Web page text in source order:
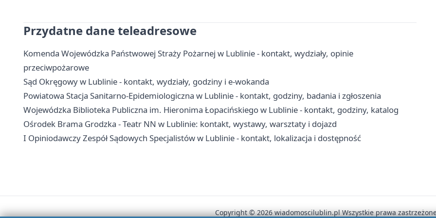
Przydatne dane teleadresowe
Komenda Wojewódzka Państwowej Straży Pożarnej w Lublinie - kontakt, wydziały, opinie
przeciwpożarowe
Sąd Okręgowy w Lublinie - kontakt, wydziały, godziny i e-wokanda
Powiatowa Stacja Sanitarno-Epidemiologiczna w Lublinie - kontakt, godziny, badania i zgłoszenia
Wojewódzka Biblioteka Publiczna im. Hieronima Łopacińskiego w Lublinie - kontakt, godziny, katalog
Ośrodek Brama Grodzka - Teatr NN w Lublinie: kontakt, wystawy, warsztaty i dojazd
I Opiniodawczy Zespół Sądowych Specjalistów w Lublinie - kontakt, lokalizacja i dostępność
Copyright © 2026 wiadomoscilublin.pl Wszystkie prawa